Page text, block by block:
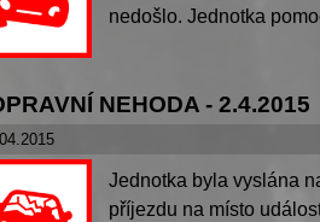
nedošlo. Jednotka
NEHODA - 2.4.2015
Jednotka byla vyslána
příjezdu na místo